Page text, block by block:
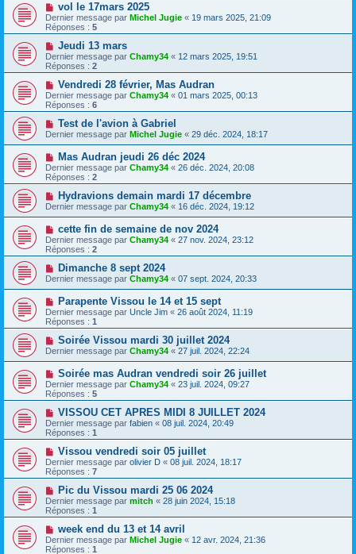
vol le 17mars 2025
Dernier message par Michel Jugie « 19 mars 2025, 21:09
Réponses : 5
Jeudi 13 mars
Dernier message par Chamy34 « 12 mars 2025, 19:51
Réponses : 2
Vendredi 28 février, Mas Audran
Dernier message par Chamy34 « 01 mars 2025, 00:13
Réponses : 6
Test de l'avion à Gabriel
Dernier message par Michel Jugie « 29 déc. 2024, 18:17
Mas Audran jeudi 26 déc 2024
Dernier message par Chamy34 « 26 déc. 2024, 20:08
Réponses : 2
Hydravions demain mardi 17 décembre
Dernier message par Chamy34 « 16 déc. 2024, 19:12
cette fin de semaine de nov 2024
Dernier message par Chamy34 « 27 nov. 2024, 23:12
Réponses : 2
Dimanche 8 sept 2024
Dernier message par Chamy34 « 07 sept. 2024, 20:33
Parapente Vissou le 14 et 15 sept
Dernier message par Uncle Jim « 26 août 2024, 11:19
Réponses : 1
Soirée Vissou mardi 30 juillet 2024
Dernier message par Chamy34 « 27 juil. 2024, 22:24
Soirée mas Audran vendredi soir 26 juillet
Dernier message par Chamy34 « 23 juil. 2024, 09:27
Réponses : 5
VISSOU CET APRES MIDI 8 JUILLET 2024
Dernier message par fabien « 08 juil. 2024, 20:49
Réponses : 1
Vissou vendredi soir 05 juillet
Dernier message par olivier D « 08 juil. 2024, 18:17
Réponses : 7
Pic du Vissou mardi 25 06 2024
Dernier message par mitch « 28 juin 2024, 15:18
Réponses : 1
week end du 13 et 14 avril
Dernier message par Michel Jugie « 12 avr. 2024, 21:36
Réponses : 1